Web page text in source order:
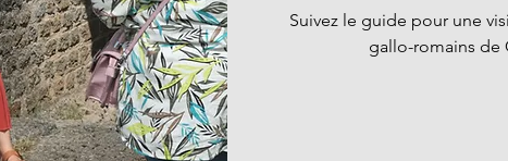
Suivez le guide pour une
gallo-romains de